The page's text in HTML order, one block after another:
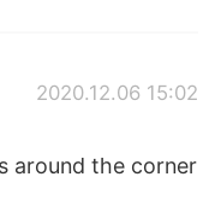
2020.12.06 15:02
around the corner